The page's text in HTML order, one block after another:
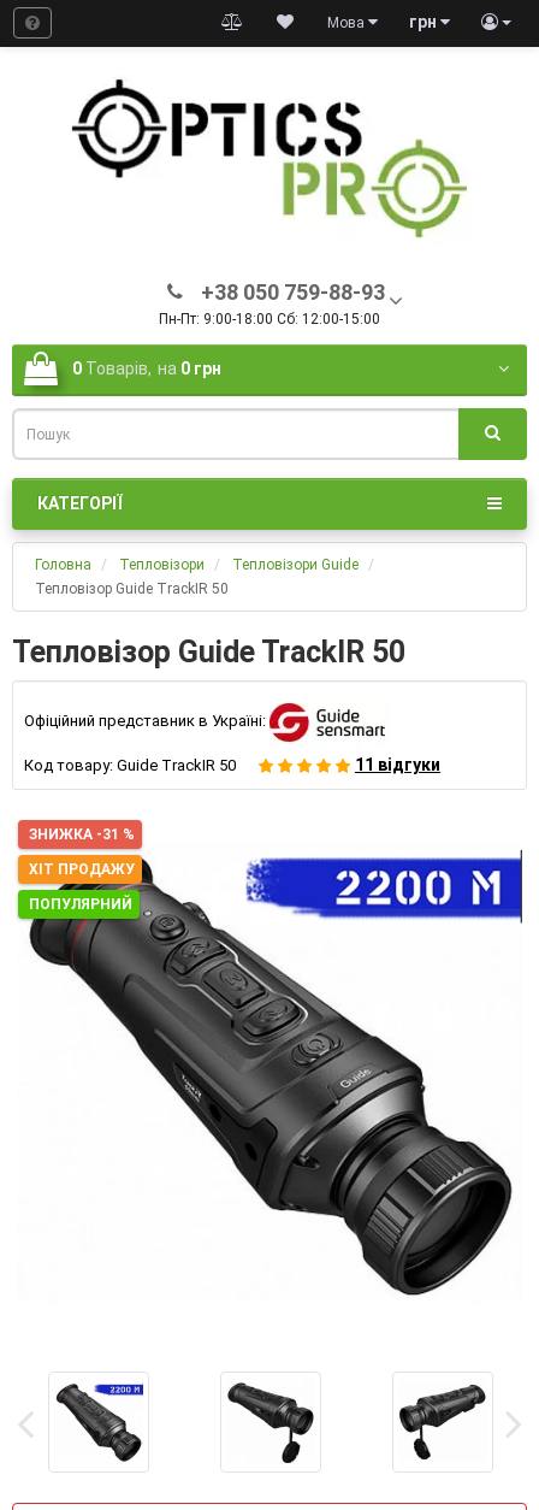
грн
Мова
+38 050 759-88-93
Пн-Пт: 9:00-18:00 Сб: 12:00-15:00
0 Товарів, на 0 грн
КАТЕГОРІЇ
Головна Тепловізори
Тепловізори Guide
Тепловізор Guide TrackIR 50
Тепловізор Guide TrackIR 50
Офіційний представник в Україні:
Код товару: Guide TrackIR 50 11 відгуки
ЗНИЖКА -31 %
ХІТ ПРОДАЖУ
ПОПУЛЯРНИЙ